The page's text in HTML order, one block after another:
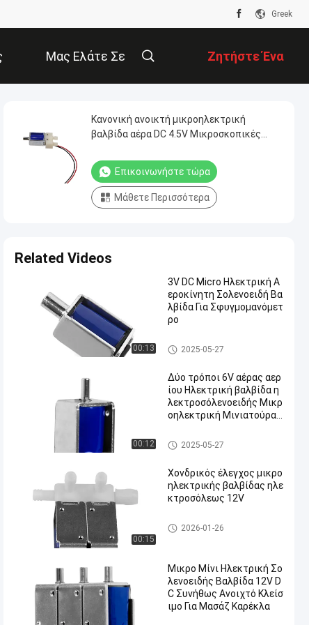
Greek
Μας Ελάτε Σε
Επαφή Με
Ζητήστε Ένα
Απόσπασμα
Κανονική ανοικτή μικροηλεκτρική
βαλβίδα αέρα DC 4.5V Μικροσκοπικές
Επικοινωνήστε τώρα
Μάθετε Περισσότερα
Related Videos
00:13
3V DC Micro Ηλεκτρική Α
εροκίνητη Σολενοειδή Βα
λβίδα Για Σφυγμομανόμετ
ρο
Αεροβαλβίδα μικροϋπολογισ
τών
2025-05-27
00:12
Δύο τρόποι 6V αέρας αερ
ίου Ηλεκτρική βαλβίδα η
λεκτροσόλενοειδής Μικρ
οηλεκτρική Μινιατούρα
Αεροβαλβίδα μικροϋπολογισ
τών
2025-05-27
00:15
Χονδρικός έλεγχος μικρο
ηλεκτρικής βαλβίδας ηλε
κτροσόλεως 12V
Αεροβαλβίδα μικροϋπολογισ
τών
2026-01-26
Μικρο Μίνι Ηλεκτρική Σο
λενοειδής Βαλβίδα 12V D
C Συνήθως Ανοιχτό Κλείσ
ιμο Για Μασάζ Καρέκλα